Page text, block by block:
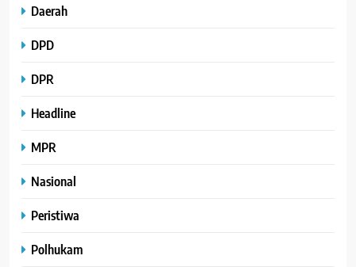
Daerah
DPD
DPR
Headline
MPR
Nasional
Peristiwa
Polhukam